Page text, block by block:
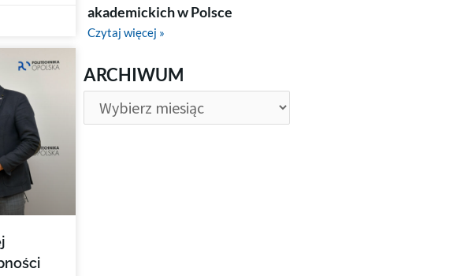
akademickich w Polsce
Czytaj więcej »
ARCHIWUM
ARCHIWUM